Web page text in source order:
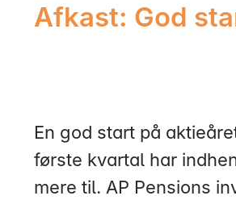
Afkast: God
En god start på
første kvartal har
mere til. AP Pensions